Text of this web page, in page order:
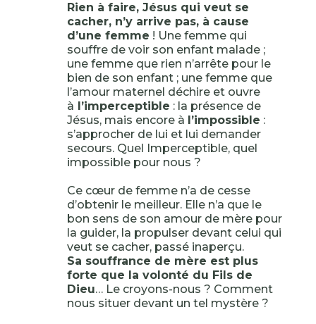
Rien à faire, Jésus qui veut se
cacher, n’y arrive pas, à cause
d’une femme ! Une femme qui
souffre de voir son enfant malade ;
une femme que rien n’arrête pour le
bien de son enfant ; une femme que
l’amour maternel déchire et ouvre
à l’imperceptible : la présence de
Jésus, mais encore à l’impossible :
s’approcher de lui et lui demander
secours. Quel Imperceptible, quel
impossible pour nous ?
Ce cœur de femme n’a de cesse
d’obtenir le meilleur. Elle n’a que le
bon sens de son amour de mère pour
la guider, la propulser devant celui qui
veut se cacher, passé inaperçu.
Sa souffrance de mère est plus
forte que la volonté du Fils de
Dieu… Le croyons-nous ? Comment
nous situer devant un tel mystère ?